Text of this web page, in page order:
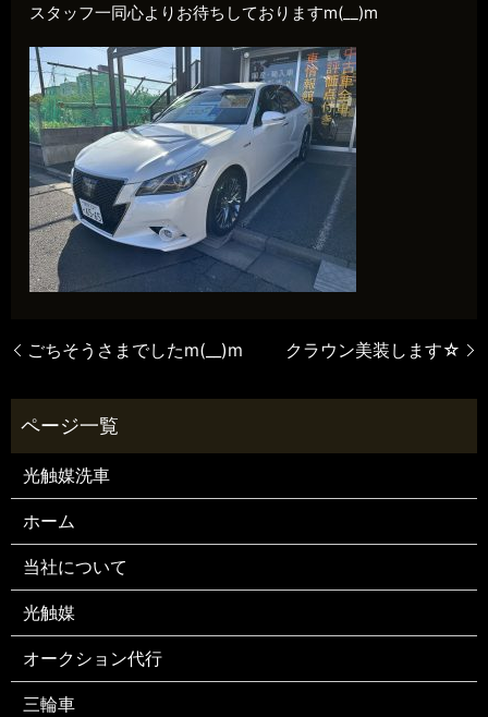
スタッフ一同心よりお待ちしておりますm(__)m
ごちそうさまでしたm(__)m クラウン美装します☆
光触媒洗車
ホーム
当社について
光触媒
オークション代行
三輪車